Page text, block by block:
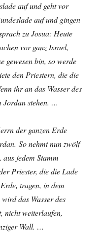
auf und geht vor
auf und gingen
zu Josua: Heute
vor ganz Israel,
gewesen bin, so werde
den Priestern, die die
ihr an das Wasser des
Jordan stehen. …
der ganzen Erde
So nehmt nun zwölf
jedem Stamm
Priester, die die Lade
tragen, in dem
das Wasser des
nicht weiterlaufen,
Wall. …